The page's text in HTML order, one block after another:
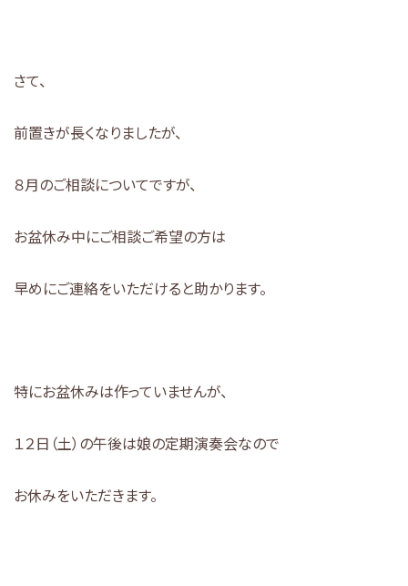
さて、
前置きが長くなりましたが、
８月のご相談についてですが、
お盆休み中にご相談ご希望の方は
早めにご連絡をいただけると助かります。
特にお盆休みは作っていませんが、
１２日（土）の午後は娘の定期演奏会なので
お休みをいただきます。